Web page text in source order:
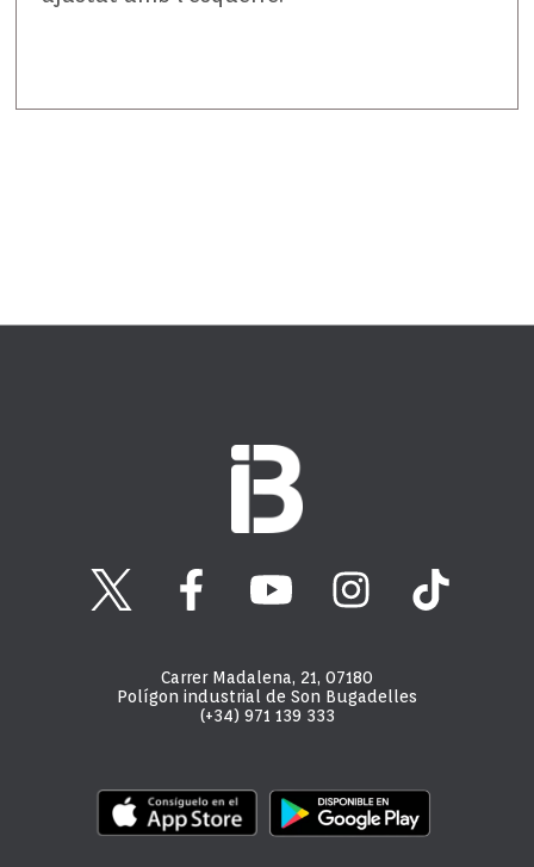
Carrer Madalena, 21, 07180
Polígon industrial de Son Bugadelles
(+34) 971 139 333